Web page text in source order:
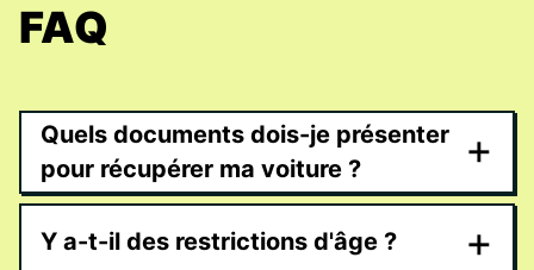
FAQ
Quels documents dois-je présenter
pour récupérer ma voiture ?
+
Y a-t-il des restrictions d'âge ? +